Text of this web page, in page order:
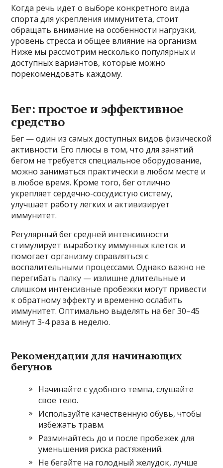
Когда речь идет о выборе конкретного вида
спорта для укрепления иммунитета, стоит
обращать внимание на особенности нагрузки,
уровень стресса и общее влияние на организм.
Ниже мы рассмотрим несколько популярных и
доступных вариантов, которые можно
порекомендовать каждому.
Бег: простое и эффективное
средство
Бег — один из самых доступных видов физической
активности. Его плюсы в том, что для занятий
бегом не требуется специальное оборудование,
можно заниматься практически в любом месте и
в любое время. Кроме того, бег отлично
укрепляет сердечно-сосудистую систему,
улучшает работу легких и активизирует
иммунитет.
Регулярный бег средней интенсивности
стимулирует выработку иммунных клеток и
помогает организму справляться с
воспалительными процессами. Однако важно не
перегибать палку — излишне длительные и
слишком интенсивные пробежки могут привести
к обратному эффекту и временно ослабить
иммунитет. Оптимально выделять на бег 30–45
минут 3-4 раза в неделю.
Рекомендации для начинающих
бегунов
Начинайте с удобного темпа, слушайте
свое тело.
Используйте качественную обувь, чтобы
избежать травм.
Разминайтесь до и после пробежек для
уменьшения риска растяжений.
Не бегайте на голодный желудок, лучше